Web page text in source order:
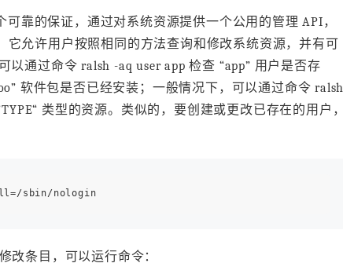
靠的保证，通过对系统资源提供一个公用的管理 API，
它允许用户按照相同的方法查询和修改系统资源，并有可
以通过命令 ralsh -aq user app 检查 “app” 用户是否存
软件包是否已经安装；一般情况下，可以通过命令 ralsh
类型的资源。类似的，要创建或更改已存在的用户，
改条目，可以运行命令：